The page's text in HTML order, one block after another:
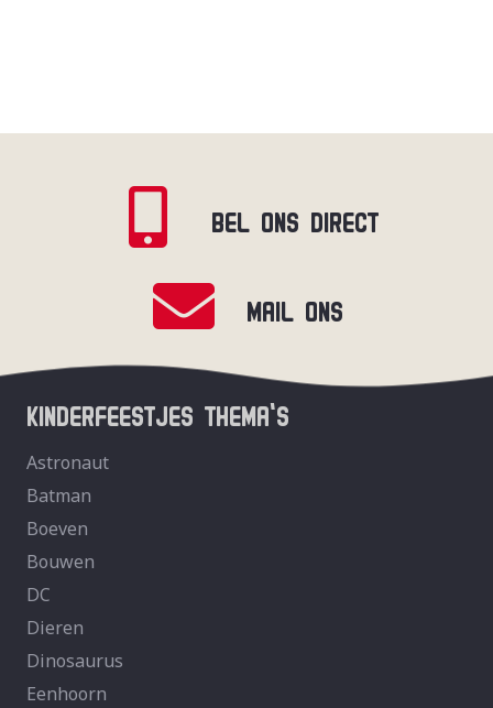
BEL ONS DIRECT
MAIL ONS
KINDERFEESTJES THEMA’S
Astronaut
Batman
Boeven
Bouwen
DC
Dieren
Dinosaurus
Eenhoorn